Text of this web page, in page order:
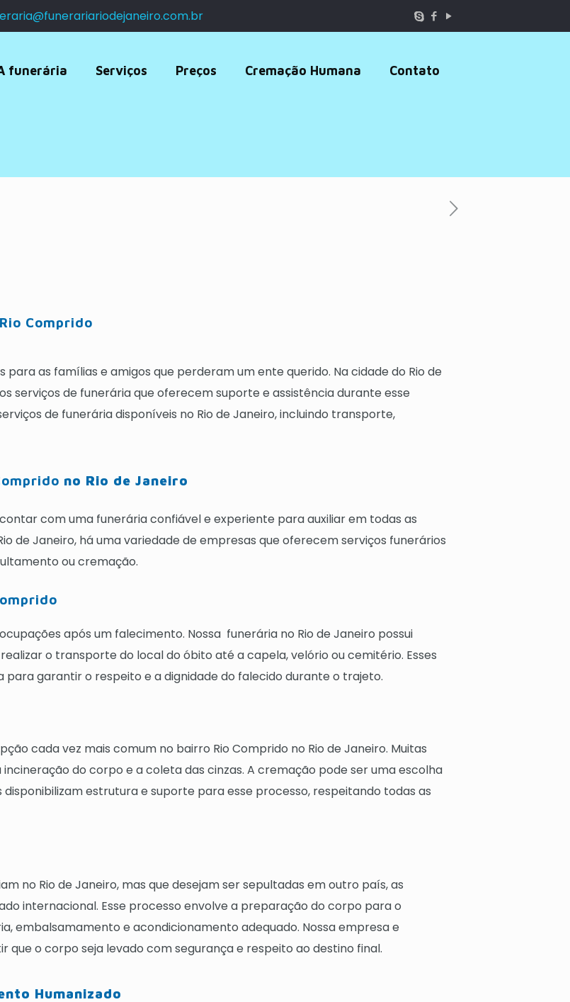
funerária Serviços Preços Cremação Humana Contato
Rio Comprido
as famílias e amigos que perderam um ente querido. Na cidade do Rio de
serviços de funerária que oferecem suporte e assistência durante esse
de funerária disponíveis no Rio de Janeiro, incluindo transporte,
no Rio de Janeiro
com uma funerária confiável e experiente para auxiliar em todas as
de Janeiro, há uma variedade de empresas que oferecem serviços funerários
ou cremação.
após um falecimento. Nossa funerária no Rio de Janeiro possui
o transporte do local do óbito até a capela, velório ou cemitério. Esses
garantir o respeito e a dignidade do falecido durante o trajeto.
cada vez mais comum no bairro Rio Comprido no Rio de Janeiro. Muitas
do corpo e a coleta das cinzas. A cremação pode ser uma escolha
estrutura e suporte para esse processo, respeitando todas as
no Rio de Janeiro, mas que desejam ser sepultadas em outro país, as
internacional. Esse processo envolve a preparação do corpo para o
embalsamamento e acondicionamento adequado. Nossa empresa e
o corpo seja levado com segurança e respeito ao destino final.
Humanizado